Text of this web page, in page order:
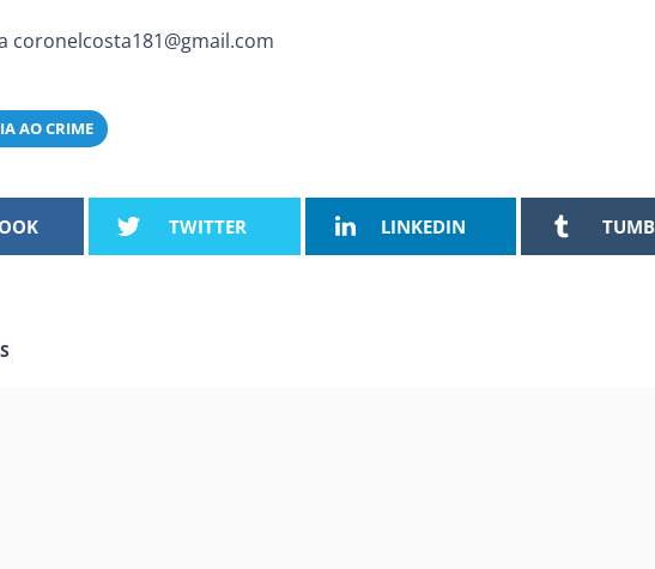
coronelcosta181@gmail.com
AO CRIME
TWITTER LINKEDIN